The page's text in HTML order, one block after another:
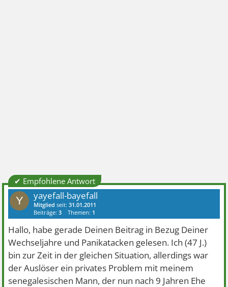
✔ Empfohlene Antwort
Y yayefall-bayefall
Mitglied seit:31.01.2011
Beiträge:3 Themen: 1
Hallo, habe gerade Deinen Beitrag in Bezug Deiner
Wechseljahre und Panikatacken gelesen. Ich (47 J.)
bin zur Zeit in der gleichen Situation, allerdings war
der Auslöser ein privates Problem mit meinem
senegalesischen Mann, der nun nach 9 Jahren Ehe